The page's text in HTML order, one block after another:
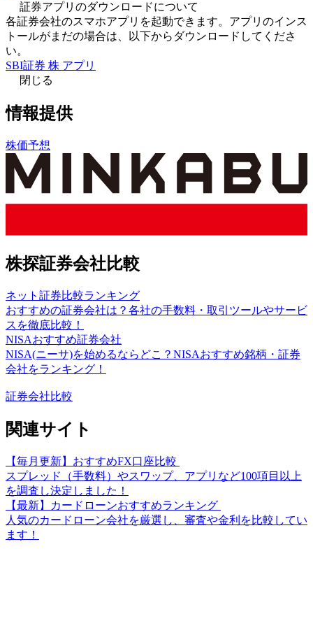
証券アプリのダウンロードについて
各証券会社のスマホアプリを起動できます。アプリのインス
トールがまだの場合は、以下からダウンロードしてくださ
い。
SBI証券 株 アプリ
閉じる
情報提供
株価予想
株探証券会社比較
ネット証券比較ランキング
おすすめの証券会社は？各社の手数料・取引ツールやサービ
スを徹底比較！
NISAおすすめ証券会社
NISA(ニーサ)を始めるならどこ？NISAおすすめ銘柄・証券
会社をランキング！
証券会社比較
関連サイト
【毎月更新】おすすめFX口座比較
スプレッド（手数料）やスワップ、アプリなど100項目以上
を調査し決定しました！
【最新】カードローンおすすめランキング
人気のカードローン会社を厳選し、審査や金利を比較してい
ます！